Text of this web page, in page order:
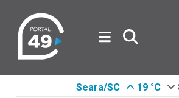
Seara/SC 19 °C